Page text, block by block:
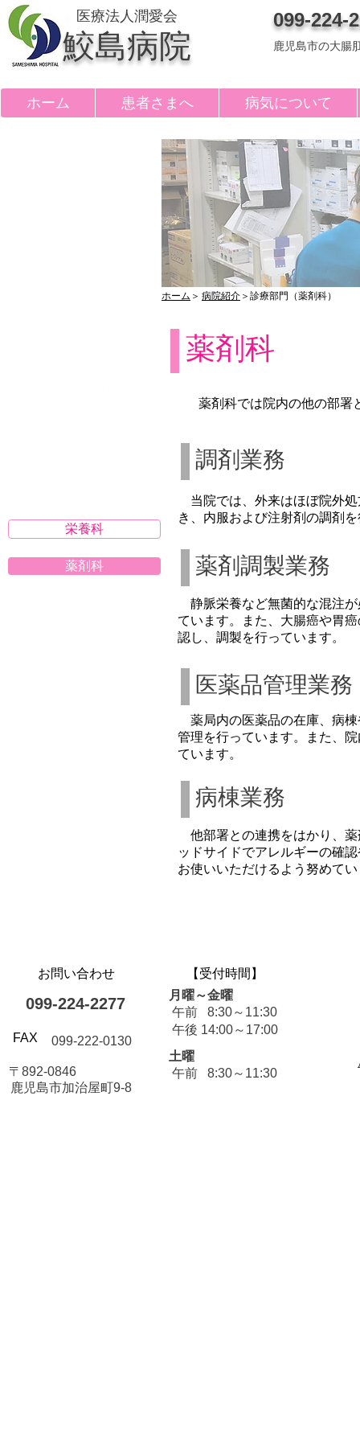
鮫島病院
医療法人潤愛会 099-224-
鹿児島市の大腸
ホーム 患者さまへ 病気について
ホーム ＞ 病院紹介 ＞診療部門（薬剤科）
薬剤科
薬剤科では院内の他の部署
調剤業務
栄養科
薬剤科
当院では、外来はほぼ院外
き、内服および注射剤の調剤
薬剤調製業務
静脈栄養など無菌的な混注が
ています。また、大腸癌や胃
認し、調製を行っています。
医薬品管理業務
薬局内の医薬品の在庫、病
管理を行っています。また、
ています。
病棟業務
他部署との連携をはかり、
ッドサイドでアレルギーの確
お使いいただけるよう努めて
​お問い合わせ
099-224-2277
​FAX 099-222-0130
〒892-0846
鹿児島市加治屋町9-8
​【受付時間】
月曜～金曜
午前 8:30～11:30
午後 14:00～17:00
土曜
午前 8:30～11:30